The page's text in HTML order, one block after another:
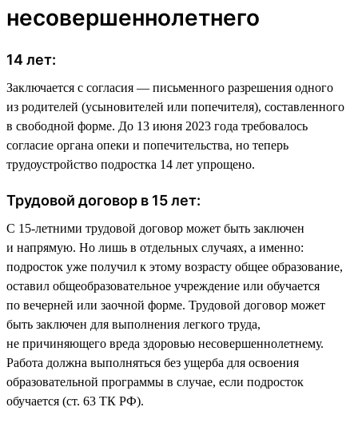
несовершеннолетнего
14 лет:
Заключается с согласия — письменного разрешения одного
из родителей (усыновителей или попечителя), составленного
в свободной форме. До 13 июня 2023 года требовалось
согласие органа опеки и попечительства, но теперь
трудоустройство подростка 14 лет упрощено.
Трудовой договор в 15 лет:
С 15-летними трудовой договор может быть заключен
и напрямую. Но лишь в отдельных случаях, а именно:
подросток уже получил к этому возрасту общее образование,
оставил общеобразовательное учреждение или обучается
по вечерней или заочной форме. Трудовой договор может
быть заключен для выполнения легкого труда,
не причиняющего вреда здоровью несовершеннолетнему.
Работа должна выполняться без ущерба для освоения
образовательной программы в случае, если подросток
обучается (ст. 63 ТК РФ).